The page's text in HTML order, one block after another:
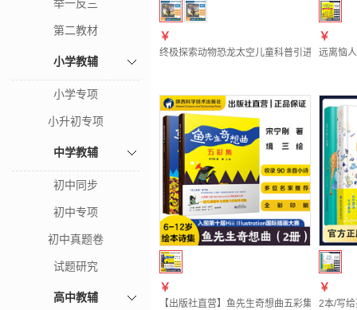
举一反三
第二教材
小学教辅
小学专项
小升初专项
中学教辅
初中同步
初中专项
初中真题卷
试题研究
高中教辅
￥
终极探索动物恐龙太空儿童科普引进图书高清
￥
远离恼
￥
【出版社直营】鱼先生奇想曲五彩集菜园童
￥
2本/写